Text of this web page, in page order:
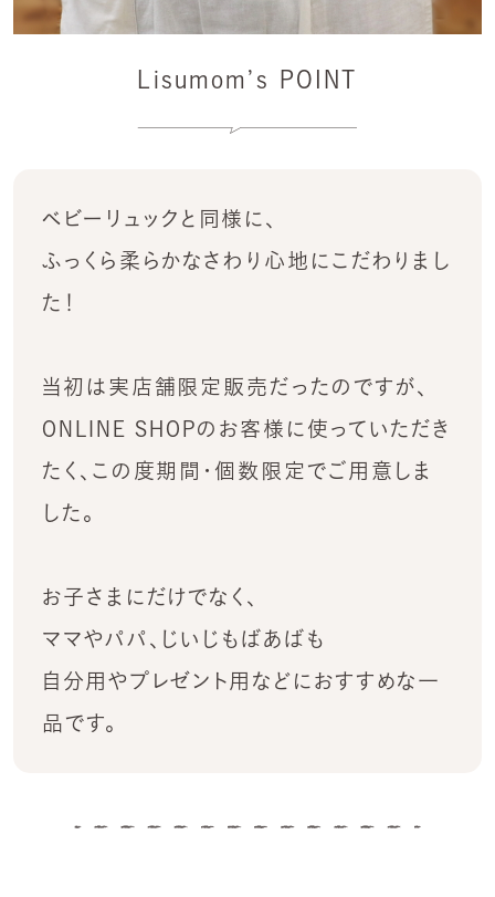
Lisumom’s POINT
ベビーリュックと同様に、
ふっくら柔らかなさわり心地にこだわりまし
た！
当初は実店舗限定販売だったのですが、
ONLINE SHOPのお客様に使っていただき
たく、この度期間・個数限定でご用意しま
した。
お子さまにだけでなく、
ママやパパ、じいじもばあばも
自分用やプレゼント用などにおすすめな一
品です。